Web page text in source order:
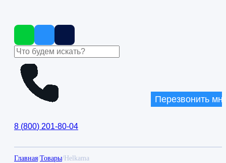
8 (800) 201-80-04
Перезвонить
Главная/Товары/ Helkama